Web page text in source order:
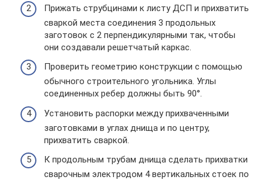
Прижать струбцинами к листу ДСП и прихватить
сваркой места соединения 3 продольных
заготовок с 2 перпендикулярными так, чтобы
они создавали решетчатый каркас.
Проверить геометрию конструкции с помощью
обычного строительного угольника. Углы
соединенных ребер должны быть 90°.
Установить распорки между прихваченными
заготовками в углах днища и по центру,
прихватить сваркой.
К продольным трубам днища сделать прихватки
сварочным электродом 4 вертикальных стоек по